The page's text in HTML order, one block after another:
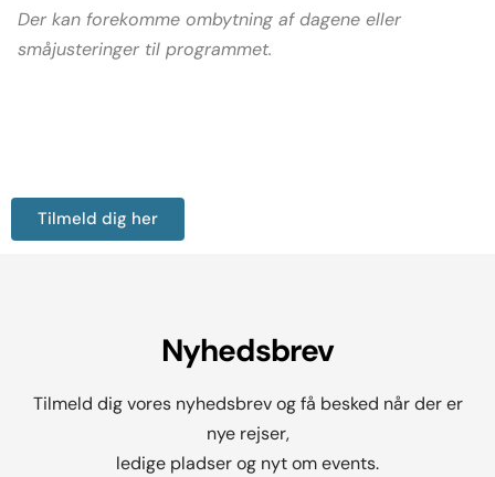
Der kan forekomme ombytning af dagene eller
småjusteringer til programmet.
Tilmeld dig her
Nyhedsbrev
Tilmeld dig vores nyhedsbrev og få besked når der er
nye rejser,
ledige pladser og nyt om events.